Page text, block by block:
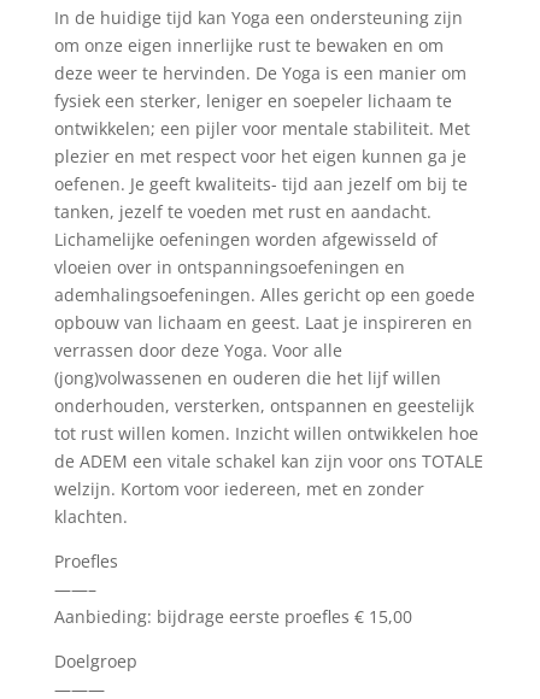
In de huidige tijd kan Yoga een ondersteuning zijn
om onze eigen innerlijke rust te bewaken en om
deze weer te hervinden. De Yoga is een manier om
fysiek een sterker, leniger en soepeler lichaam te
ontwikkelen; een pijler voor mentale stabiliteit. Met
plezier en met respect voor het eigen kunnen ga je
oefenen. Je geeft kwaliteits- tijd aan jezelf om bij te
tanken, jezelf te voeden met rust en aandacht.
Lichamelijke oefeningen worden afgewisseld of
vloeien over in ontspanningsoefeningen en
ademhalingsoefeningen. Alles gericht op een goede
opbouw van lichaam en geest. Laat je inspireren en
verrassen door deze Yoga. Voor alle
(jong)volwassenen en ouderen die het lijf willen
onderhouden, versterken, ontspannen en geestelijk
tot rust willen komen. Inzicht willen ontwikkelen hoe
de ADEM een vitale schakel kan zijn voor ons TOTALE
welzijn. Kortom voor iedereen, met en zonder
klachten.
Proefles
——–
Aanbieding: bijdrage eerste proefles € 15,00
Doelgroep
———